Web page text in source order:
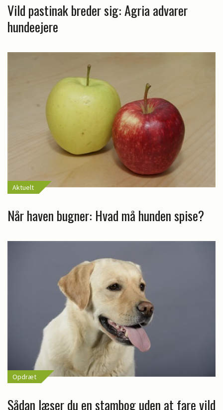
Vild pastinak breder sig: Agria advarer
hundeejere
Aktuelt
Når haven bugner: Hvad må hunden spise?
Opdræt
Sådan læser du en stambog uden at fare vild